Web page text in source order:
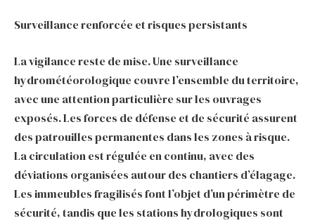
Surveillance renforcée et risques persistants
La vigilance reste de mise. Une surveillance
hydrométéorologique couvre l’ensemble du territoire,
avec une attention particulière sur les ouvrages
exposés. Les forces de défense et de sécurité assurent
des patrouilles permanentes dans les zones à risque.
La circulation est régulée en continu, avec des
déviations organisées autour des chantiers d’élagage.
Les immeubles fragilisés font l’objet d’un périmètre de
sécurité, tandis que les stations hydrologiques sont